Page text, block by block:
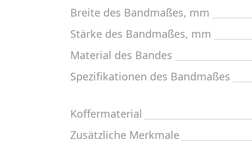
Breite des Bandmaßes, mm
Stärke des Bandmaßes, mm
Material des Bandes
Spezifikationen des Bandmaßes
Koffermaterial
Zusätzliche Merkmale